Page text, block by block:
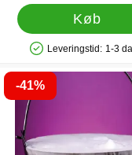
Køb
Produkttilgængelighed:
Leveringstid: 1-3
-41% Markér